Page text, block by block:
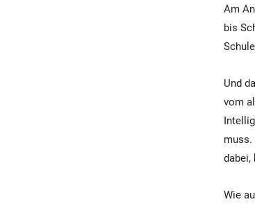
Am
bis
Und
vom
muss.
dabei,
Wie